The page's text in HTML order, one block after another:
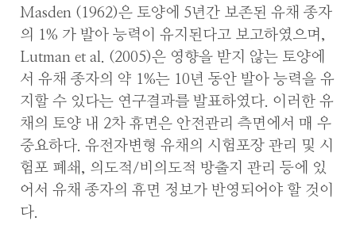
Masden (1962)은 토양에 5년간 보존된 유채 종자
의 1% 가 발아 능력이 유지된다고 보고하였으며,
Lutman et al. (2005)은 영향을 받지 않는 토양에
서 유채 종자의 약 1%는 10년 동안 발아 능력을 유
지할 수 있다는 연구결과를 발표하였다. 이러한 유
채의 토양 내 2차 휴면은 안전관리 측면에서 매 우
중요하다. 유전자변형 유채의 시험포장 관리 및 시
험포 폐쇄, 의도적/비의도적 방출지 관리 등에 있
어서 유채 종자의 휴면 정보가 반영되어야 할 것이
다.